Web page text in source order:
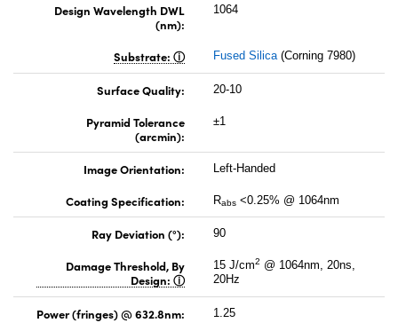
Design Wavelength DWL
(nm):
1064
Substrate: Fused Silica (Corning 7980)
Surface Quality: 20-10
Pyramid Tolerance
(arcmin):
±1
Image Orientation: Left-Handed
Coating Specification: Rabs <0.25% @ 1064nm
Ray Deviation (°): 90
Damage Threshold, By
Design:
15 J/cm2 @ 1064nm, 20ns,
20Hz
Power (fringes) @ 632.8nm: 1.25